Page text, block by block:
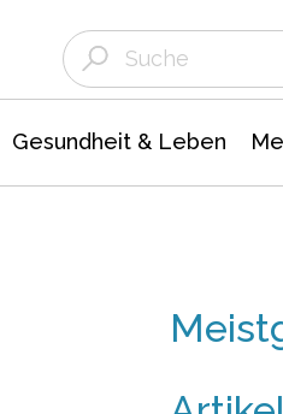
Gesundheit & Leben